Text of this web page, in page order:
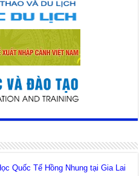
Quốc Tế Hồng Nhung tại Gia Lai